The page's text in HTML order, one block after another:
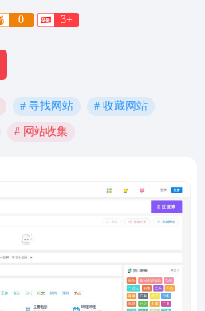
0 3+
# 寻找网站 # 收藏网站
# 网站收集